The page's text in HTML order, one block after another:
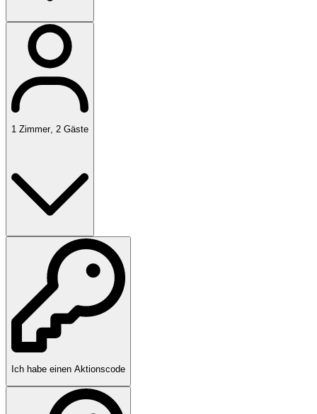
1 Zimmer, 2 Gäste
Ich habe einen Aktionscode